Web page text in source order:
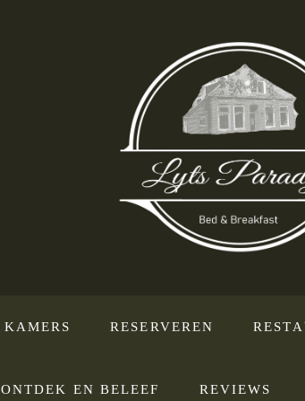
KAMERS RESERVEREN
ONTDEK EN BELEEF REVIEWS